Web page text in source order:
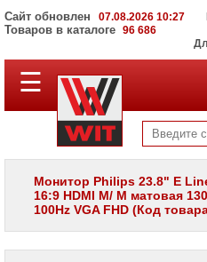
Сайт обновлен 07.08.2026 10:27
Товаров в каталоге 96 686
ПОЛНЫЙ
КАТАЛОГ
Корпоративные
серверы
WIT
Системы
хранения
данных
☰
Монитор Philips 23.8" E
16:9 HDMI M/ M матовая
100Hz VGA FHD (Код